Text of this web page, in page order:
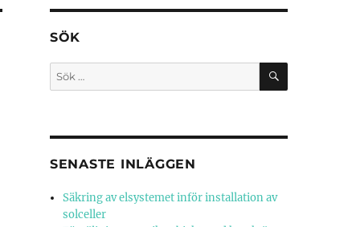
SÖK
Sök
efter:
SÖK
SENASTE INLÄGGEN
Säkring av elsystemet inför installation av
solceller